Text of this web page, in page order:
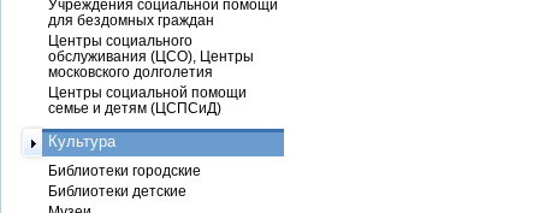
Учреждения социальной помощи
для бездомных граждан
Центры социального
обслуживания (ЦСО), Центры
московского долголетия
Центры социальной помощи
семье и детям (ЦСПСиД)
Культура
Библиотеки городские
Библиотеки детские